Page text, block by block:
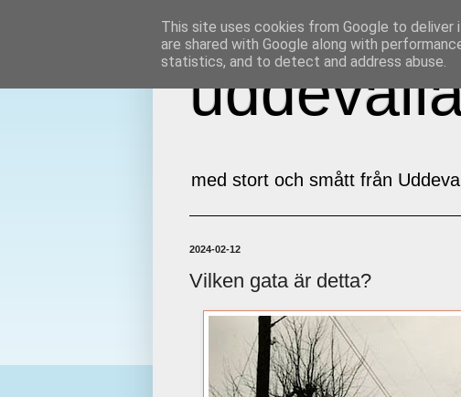
med stort och smått från
2024-02-12
Vilken gata är detta?
This site uses cookies from Google to deliver
are shared with Google along with
statistics, and to detect and address abuse.